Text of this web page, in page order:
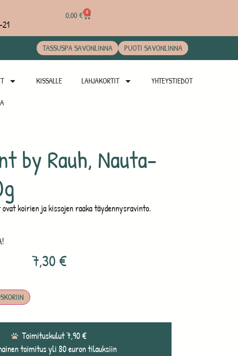
0,00€ 0
TASSUSPA SAVONLINNA PUOTI SAVONLINNA
KISSALLE LAHJAKORTIT YHTEYSTIEDOT
by Rauh, Nauta-
koirien ja kissojen raaka täydennysravinto.
7,30€
Toimituskulut 7,90 €
toimitus yli 80 euron tilauksiin